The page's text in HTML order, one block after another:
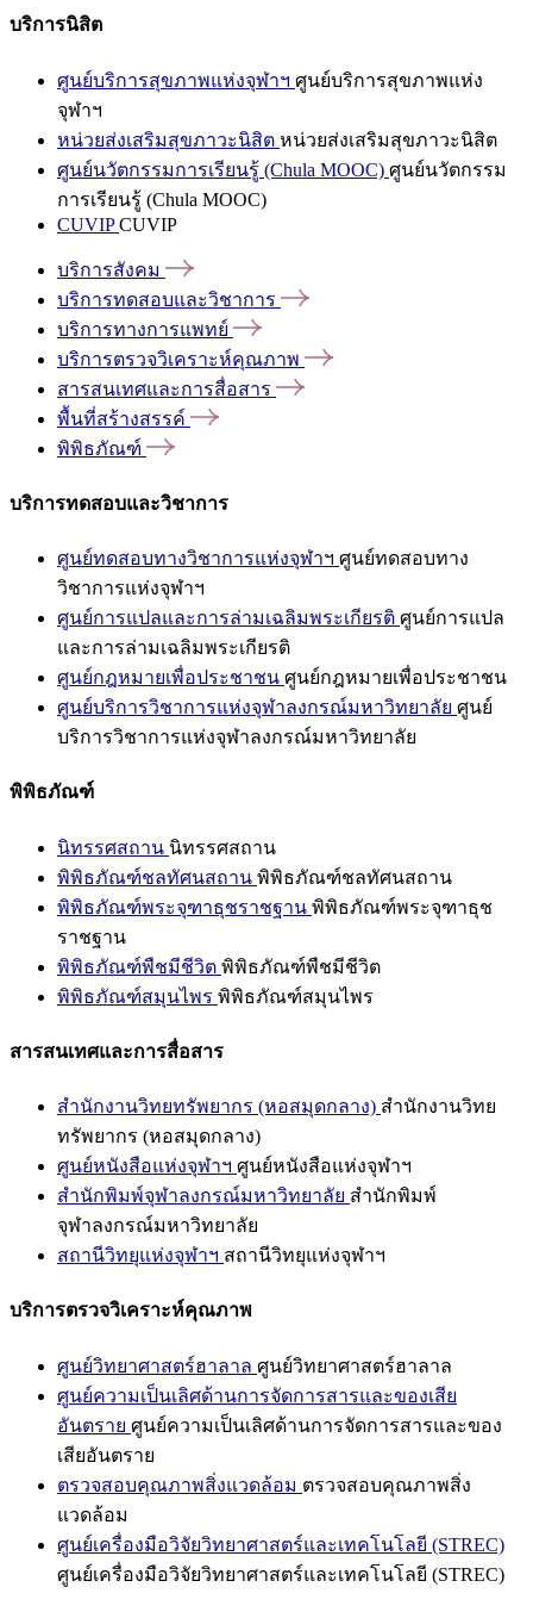
บริการนิสิต
ศูนย์บริการสุขภาพแห่งจุฬาฯ ศูนย์บริการสุขภาพแห่ง
จุฬาฯ
หน่วยส่งเสริมสุขภาวะนิสิต หน่วยส่งเสริมสุขภาวะนิสิต
ศูนย์นวัตกรรมการเรียนรู้ (Chula MOOC) ศูนย์นวัตกรรม
การเรียนรู้ (Chula MOOC)
CUVIPCUVIP
บริการสังคม
บริการทดสอบและวิชาการ
บริการทางการแพทย์
บริการตรวจวิเคราะห์คุณภาพ
สารสนเทศและการสื่อสาร
พื้นที่สร้างสรรค์
พิพิธภัณฑ์
บริการทดสอบและวิชาการ
ศูนย์ทดสอบทางวิชาการแห่งจุฬาฯ ศูนย์ทดสอบทาง
วิชาการแห่งจุฬาฯ
ศูนย์การแปลและการล่ามเฉลิมพระเกียรติ ศูนย์การแปล
และการล่ามเฉลิมพระเกียรติ
ศูนย์กฎหมายเพื่อประชาชน ศูนย์กฎหมายเพื่อประชาชน
ศูนย์บริการวิชาการแห่งจุฬาลงกรณ์มหาวิทยาลัย ศูนย์
บริการวิชาการแห่งจุฬาลงกรณ์มหาวิทยาลัย
พิพิธภัณฑ์
นิทรรศสถาน นิทรรศสถาน
พิพิธภัณฑ์ชลทัศนสถาน พิพิธภัณฑ์ชลทัศนสถาน
พิพิธภัณฑ์พระจุฑาธุชราชฐาน พิพิธภัณฑ์พระจุฑาธุช
ราชฐาน
พิพิธภัณฑ์พืชมีชีวิต พิพิธภัณฑ์พืชมีชีวิต
พิพิธภัณฑ์สมุนไพร พิพิธภัณฑ์สมุนไพร
สารสนเทศและการสื่อสาร
สำนักงานวิทยทรัพยากร (หอสมุดกลาง) สำนักงานวิทย
ทรัพยากร (หอสมุดกลาง)
ศูนย์หนังสือแห่งจุฬาฯ ศูนย์หนังสือแห่งจุฬาฯ
สำนักพิมพ์จุฬาลงกรณ์มหาวิทยาลัย สำนักพิมพ์
จุฬาลงกรณ์มหาวิทยาลัย
สถานีวิทยุแห่งจุฬาฯ สถานีวิทยุแห่งจุฬาฯ
บริการตรวจวิเคราะห์คุณภาพ
ศูนย์วิทยาศาสตร์ฮาลาล ศูนย์วิทยาศาสตร์ฮาลาล
ศูนย์ความเป็นเลิศด้านการจัดการสารและของเสีย
อันตราย ศูนย์ความเป็นเลิศด้านการจัดการสารและของ
เสียอันตราย
ตรวจสอบคุณภาพสิ่งแวดล้อม ตรวจสอบคุณภาพสิ่ง
แวดล้อม
ศูนย์เครื่องมือวิจัยวิทยาศาสตร์และเทคโนโลยี (STREC)
ศูนย์เครื่องมือวิจัยวิทยาศาสตร์และเทคโนโลยี (STREC)